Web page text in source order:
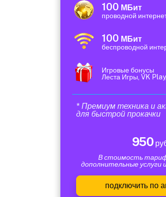
100 МБит
проводной
100 МБит
беспроводной
Игровые бонусы
Леста Игры, VK
* Премиум техника и
для быстрой прокачки
950
В стоимость
дополнительные услуги
подключить по